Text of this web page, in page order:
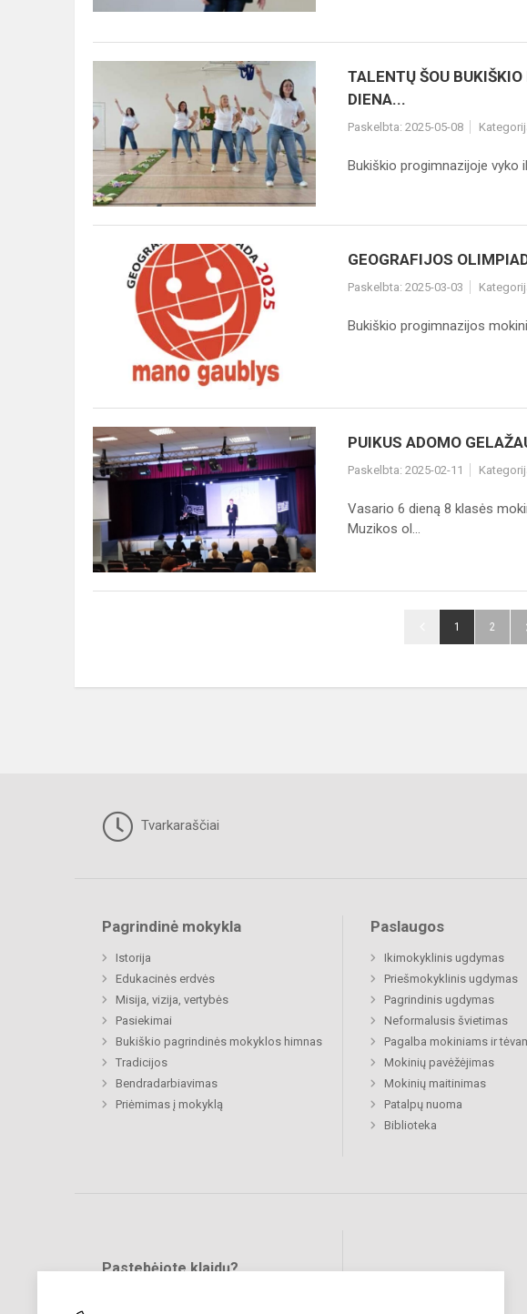
BUKIŠKIO
PROGIMNAZIJOJE
–
ĮSPŪDŽIŲ
KUPINA
DIENA...
TALENTŲ ŠOU
DIENA...
Paskelbta: 2025-05-08
Bukiškio progimnazijoje vyko
GEOGRAFIJOS
OLIMPIADA
"MANO
GAUBLYS"
GEOGRAFIJOS
Paskelbta: 2025-03-03
Bukiškio progimnazijos
PUIKUS
ADOMO
GELAŽAUSKO
PASIRODYMAS
MUZIKOS
OLIMPIADOJE
PUIKUS ADOMO
Paskelbta: 2025-02-11
Vasario 6 dieną 8 klasės
Muzikos ol...
1 2
Tvarkaraščiai
Pagrindinė mokykla
Istorija
Edukacinės erdvės
Misija, vizija, vertybės
Pasiekimai
Bukiškio pagrindinės mokyklos himnas
Tradicijos
Bendradarbiavimas
Priėmimas į mokyklą
Paslaugos
Ikimokyklinis ugdymas
Priešmokyklinis ugdymas
Pagrindinis ugdymas
Neformalusis švietimas
Pagalba mokiniams ir
Mokinių pavėžėjimas
Mokinių maitinimas
Patalpų nuoma
Biblioteka
Pastebėjote klaidų?